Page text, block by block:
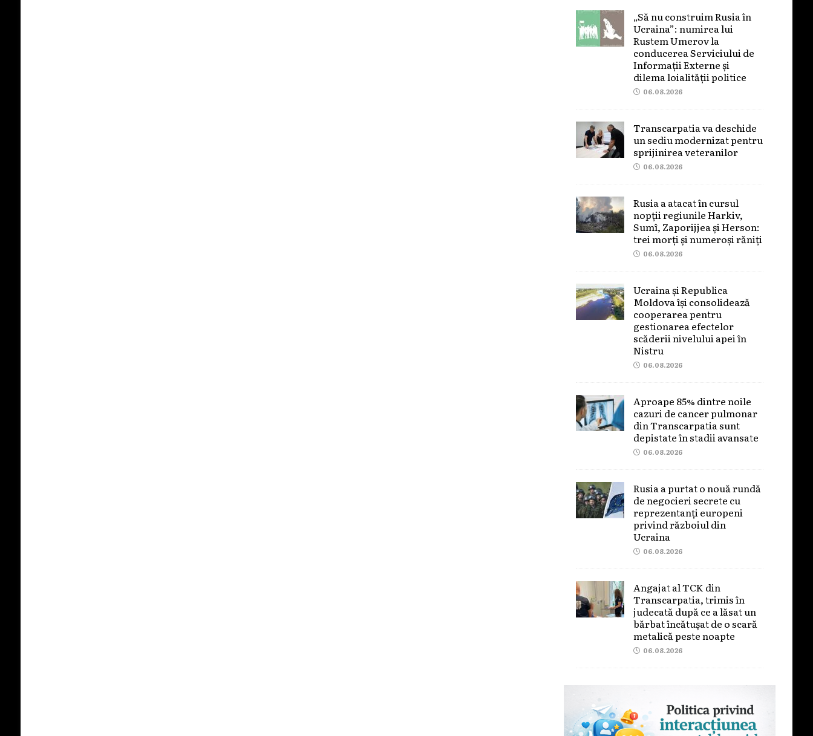
„Să nu construim Rusia în
Ucraina”: numirea lui
Rustem Umerov la
conducerea Serviciului de
Informații Externe și
dilema loialității politice
06.08.2026
Transcarpatia va deschide
un sediu modernizat pentru
sprijinirea veteranilor
06.08.2026
Rusia a atacat în cursul
nopții regiunile Harkiv,
Sumî, Zaporijjea și Herson:
trei morți și numeroși răniți
06.08.2026
Ucraina și Republica
Moldova își consolidează
cooperarea pentru
gestionarea efectelor
scăderii nivelului apei în
Nistru
06.08.2026
Aproape 85% dintre noile
cazuri de cancer pulmonar
din Transcarpatia sunt
depistate în stadii avansate
06.08.2026
Rusia a purtat o nouă rundă
de negocieri secrete cu
reprezentanți europeni
privind războiul din
Ucraina
06.08.2026
Angajat al TCK din
Transcarpatia, trimis în
judecată după ce a lăsat un
bărbat încătușat de o scară
metalică peste noapte
06.08.2026